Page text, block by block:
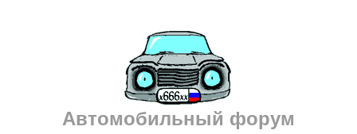
Автомобильный форум